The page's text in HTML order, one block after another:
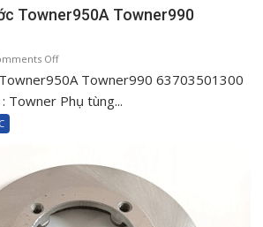
Towner950A Towner990
Offon
Moay
ơ
63703501300
Towner990 63703501300
Towner Phụ tùng...